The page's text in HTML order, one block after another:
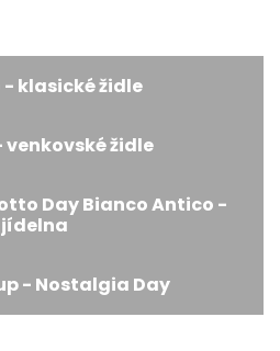
klasické židle
židle
Day Bianco Antico -
jídelna
- Nostalgia Day